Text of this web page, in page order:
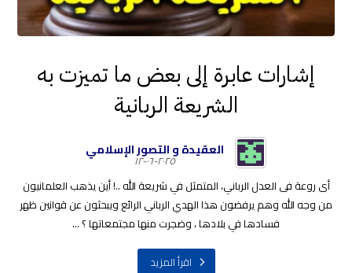
إشارات عابرة إلى بعض ما تميزت به
الشريعة الربانية
العقيدة و التصور الإسلامي
٢٠٢٥-٠٦-١٢
أى روعة فى العدل الرباني، المتمثل في شريعة الله ..! أين يذهب العلمانيون
من وجه الله وهم يرفضون هذا الهدي الرباني الرائع ويبحثون عن قوانين ظهر
فسادها في بلادها ، وضجرت منها مجتمعاتها ؟ ...
اقرأ المزيد